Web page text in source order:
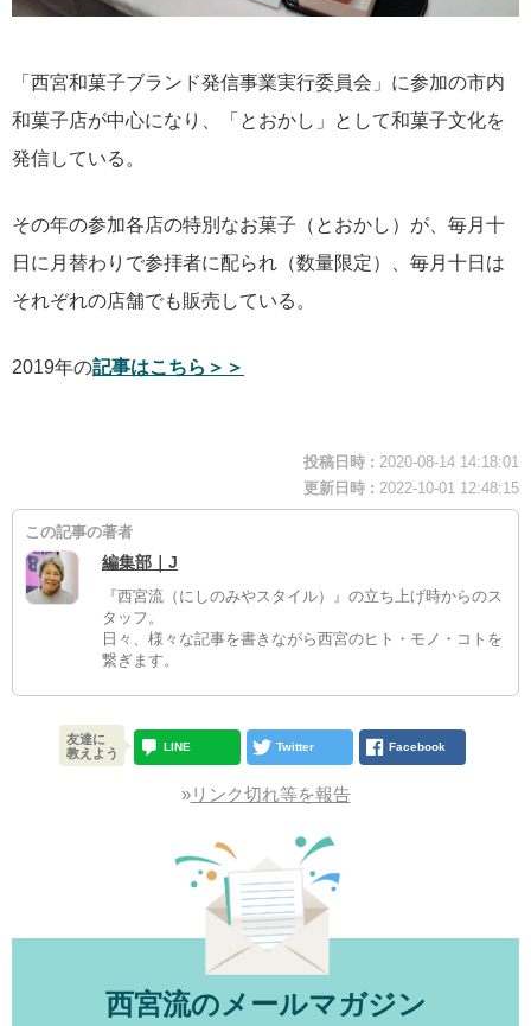
「西宮和菓子ブランド発信事業実行委員会」に参加の市内
和菓子店が中心になり、「とおかし」として和菓子文化を
発信している。
その年の参加各店の特別なお菓子（とおかし）が、毎月十
日に月替わりで参拝者に配られ（数量限定）、毎月十日は
それぞれの店舗でも販売している。
2019年の記事はこちら＞＞
投稿日時 : 2020-08-14 14:18:01
更新日時 : 2022-10-01 12:48:15
この記事の著者
編集部｜J
『西宮流（にしのみやスタイル）』の立ち上げ時からのス
タッフ。
日々、様々な記事を書きながら西宮のヒト・モノ・コトを
繋ぎます。
友達に
教えよう
LINE Twitter Facebook
»リンク切れ等を報告
西宮流のメールマガジン